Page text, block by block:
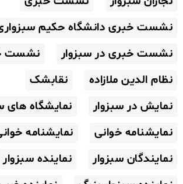
نشست خبری دانشگاه حکیم
نشست خبری در سبزوار
نشست
نظام الدین ملازاده
نقابشک
نمایش در سبزوار
نمایشگاه های
نمایشنامه خوانی
نمایشنامه
نمایندگان سبزوار
نماینده سبزوار